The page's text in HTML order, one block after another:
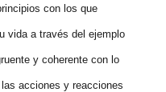
con los que
vida a través del ejemplo
y coherente con lo
acciones y reacciones